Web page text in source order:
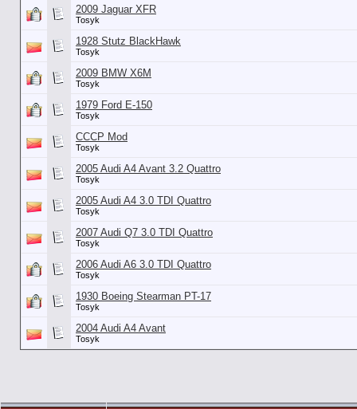
2009 Jaguar XFR
Tosyk
1928 Stutz BlackHawk
Tosyk
2009 BMW X6M
Tosyk
1979 Ford E-150
Tosyk
СССР Mod
Tosyk
2005 Audi A4 Avant 3.2 Quattro
Tosyk
2005 Audi A4 3.0 TDI Quattro
Tosyk
2007 Audi Q7 3.0 TDI Quattro
Tosyk
2006 Audi A6 3.0 TDI Quattro
Tosyk
1930 Boeing Stearman PT-17
Tosyk
2004 Audi A4 Avant
Tosyk